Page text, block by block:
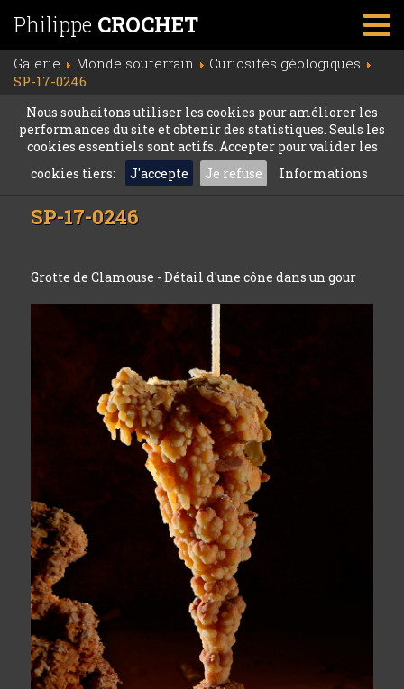
Philippe CROCHET
Galerie Monde souterrain
Curiosités géologiques
SP-17-0246
Nous souhaitons utiliser les cookies pour améliorer les
performances du site et obtenir des statistiques. Seuls les
cookies essentiels sont actifs. Accepter pour valider les
cookies tiers:
J'accepte Je refuse Informations
SP-17-0246
Grotte de Clamouse - Détail d'une cône dans un gour